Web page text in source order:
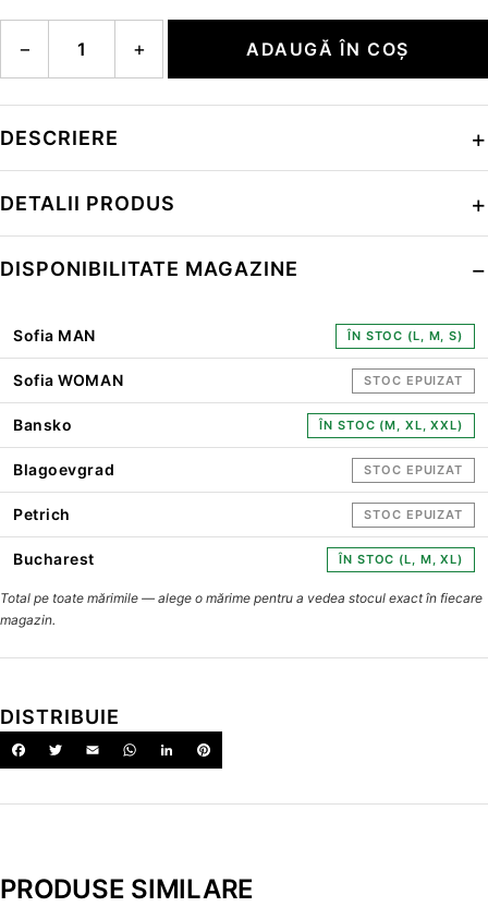
− + ADAUGĂ ÎN COȘ
DESCRIERE
DETALII PRODUS
DISPONIBILITATE MAGAZINE
Sofia MAN ÎN STOC (L, M, S)
Sofia WOMAN STOC EPUIZAT
Bansko ÎN STOC (M, XL, XXL)
Blagoevgrad STOC EPUIZAT
Petrich STOC EPUIZAT
Bucharest ÎN STOC (L, M, XL)
Total pe toate mărimile — alege o mărime pentru a vedea stocul exact în fiecare
magazin.
DISTRIBUIE
PRODUSE SIMILARE